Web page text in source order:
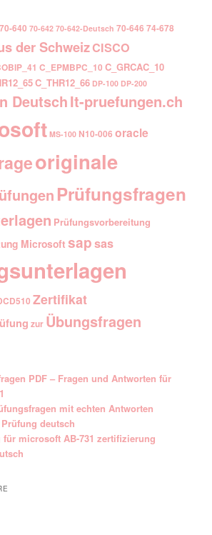
70-640 70-642 70-642-Deutsch 70-646 74-678
der SchweizCISCO
C_EPMBPC_10 C_GRCAC_10
C_THR12_66 DP-100 DP-200
DeutschIt-pruefungen.ch
MS-100 N10-006 oracle
originale
Prüfungsfragen
Prüfungsvorbereitung
Microsoft sapsas
Zertifikat
zur Übungsfragen
PDF – Fragen und Antworten für
mit echten Antworten
deutsch
für microsoft AB-731 zertifizierung